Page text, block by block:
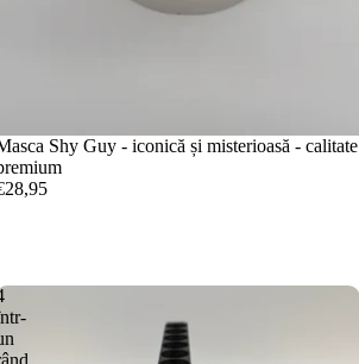
Shy Guy - iconică și misterioasă - calitate